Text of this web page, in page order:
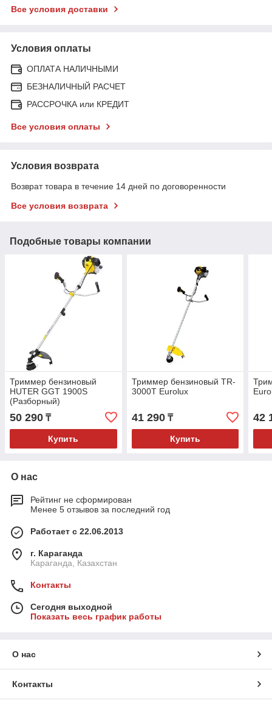
Все условия доставки
Условия оплаты
ОПЛАТА НАЛИЧНЫМИ
БЕЗНАЛИЧНЫЙ РАСЧЕТ
РАССРОЧКА или КРЕДИТ
Все условия оплаты
Условия возврата
Возврат товара в течение 14 дней по договоренности
Все условия возврата
Подобные товары компании
Триммер бензиновый
HUTER GGT 1900S
(Разборный)
50 290 ₸
Купить
Триммер бензиновый TR-
3000T Eurolux
41 290₸
Купить
42
О нас
Рейтинг не сформирован
Менее 5 отзывов за последний год
Работает с 22.06.2013
г. Караганда
Караганда, Казахстан
Контакты
Сегодня выходной
Показать весь график работы
О нас
Контакты